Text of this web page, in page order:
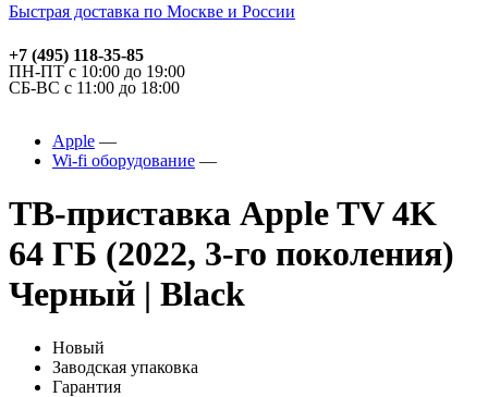
Быстрая доставка по Москве и России
+7 (495) 118-35-85
ПН-ПТ с 10:00 до 19:00
СБ-ВС с 11:00 до 18:00
Apple
Wi-fi оборудование
ТВ-приставка Apple TV 4K
64 ГБ (2022, 3-го поколения)
Черный | Black
Новый
Заводская упаковка
Гарантия